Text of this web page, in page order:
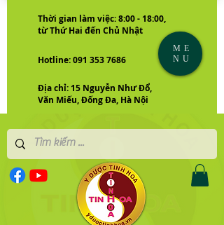
Thời gian làm việc: 8:00 - 18:00,
từ Thứ Hai đến Chủ Nhật
Hotline: 091 353 7686
Địa chỉ: 15 Nguyễn Như Đổ,
Văn Miếu, Đống Đa, Hà Nội
ME
NU